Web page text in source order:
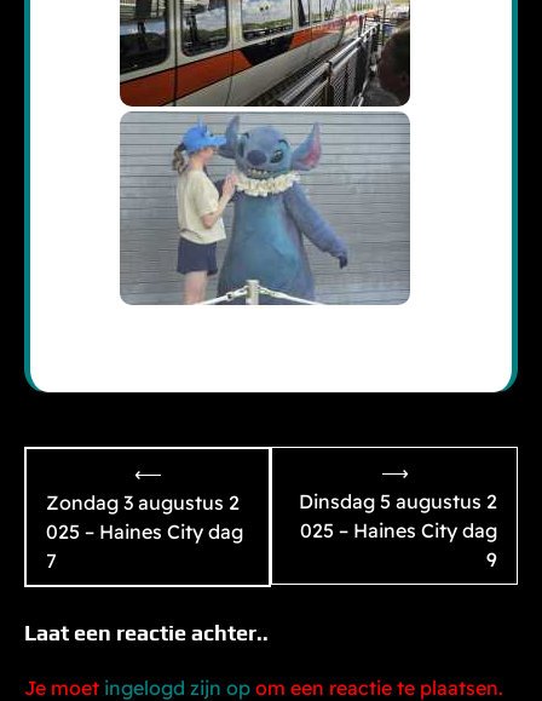
navigatie
⟵
Zondag 3 augustus 2
025 – Haines City dag
7
Dinsdag 5 augustus 2
025 – Haines City dag
9
⟶
Laat een reactie achter..
Je moet ingelogd zijn op om een reactie te plaatsen.